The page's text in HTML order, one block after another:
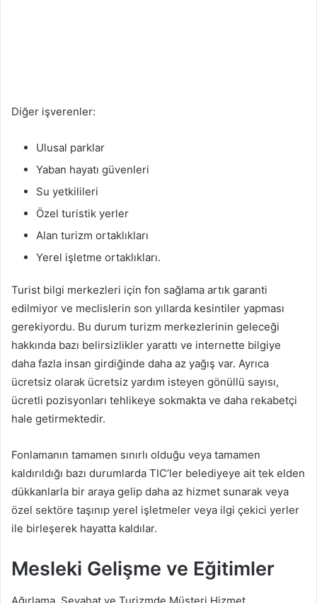
Diğer işverenler:
Ulusal parklar
Yaban hayatı güvenleri
Su yetkilileri
Özel turistik yerler
Alan turizm ortaklıkları
Yerel işletme ortaklıkları.
Turist bilgi merkezleri için fon sağlama artık garanti
edilmiyor ve meclislerin son yıllarda kesintiler yapması
gerekiyordu. Bu durum turizm merkezlerinin geleceği
hakkında bazı belirsizlikler yarattı ve internette bilgiye
daha fazla insan girdiğinde daha az yağış var. Ayrıca
ücretsiz olarak ücretsiz yardım isteyen gönüllü sayısı,
ücretli pozisyonları tehlikeye sokmakta ve daha rekabetçi
hale getirmektedir.
Fonlamanın tamamen sınırlı olduğu veya tamamen
kaldırıldığı bazı durumlarda TIC’ler belediyeye ait tek elden
dükkanlarla bir araya gelip daha az hizmet sunarak veya
özel sektöre taşınıp yerel işletmeler veya ilgi çekici yerler
ile birleşerek hayatta kaldılar.
Mesleki Gelişme ve Eğitimler
Ağırlama, Seyahat ve Turizmde Müşteri Hizmet